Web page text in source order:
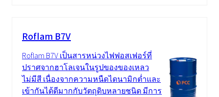
Roflam B7V
Roflam B7V เป็นสารหน่วงไฟฟอสเฟอร์ที่
ปราศจากฮาโลเจนในรูปของของเหลว
ไม่มีสี เนื่องจากความหนืดไดนามิกต่ำและ
เข้ากันได้ดีมากกับวัตถุดิบหลายชนิด มีการ